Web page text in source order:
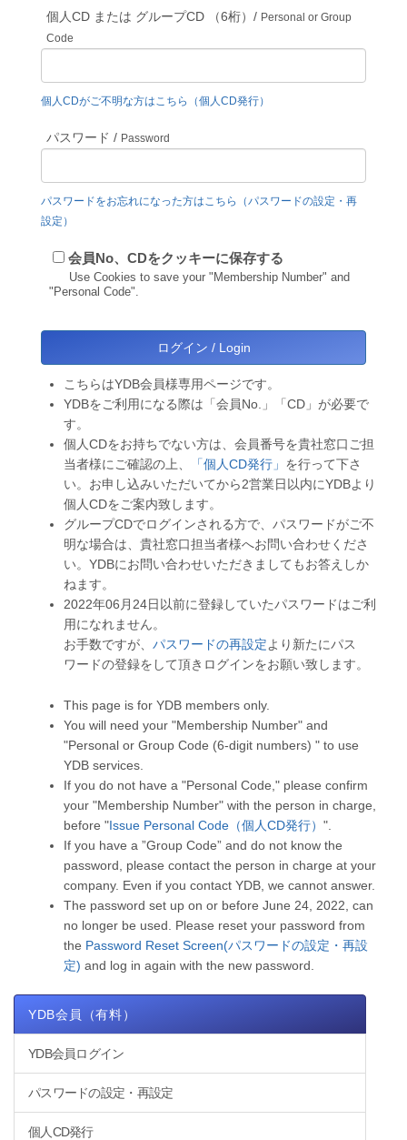
個人CD または グループCD （6桁）/ Personal or Group
Code
個人CDがご不明な方はこちら（個人CD発行）
パスワード / Password
パスワードをお忘れになった方はこちら（パスワードの設定・再
設定）
会員No、CDをクッキーに保存する
Use Cookies to save your "Membership Number" and
"Personal Code".
こちらはYDB会員様専用ページです。
YDBをご利用になる際は「会員No.」「CD」が必要で
す。
個人CDをお持ちでない方は、会員番号を貴社窓口ご担
当者様にご確認の上、
「個人CD発行」 を行って下さ
い。お申し込みいただいてから2営業日以内にYDBより
個人CDをご案内致します。
グループCDでログインされる方で、パスワードがご不
明な場合は、貴社窓口担当者様へお問い合わせくださ
い。YDBにお問い合わせいただきましてもお答えしか
ねます。
2022年06月24日以前に登録していたパスワードはご利
用になれません。
お手数ですが、 パスワードの再設定より新たにパス
ワードの登録をして頂きログインをお願い致します。
This page is for YDB members only.
You will need your "Membership Number" and
"Personal or Group Code (6-digit numbers) " to use
YDB services.
If you do not have a "Personal Code," please confirm
your "Membership Number" with the person in charge,
before "Issue Personal Code（個人CD発行） ".
If you have a ”Group Code” and do not know the
password, please contact the person in charge at your
company. Even if you contact YDB, we cannot answer.
The password set up on or before June 24, 2022, can
no longer be used. Please reset your password from
the Password Reset Screen(パスワードの設定・再設
定) and log in again with the new password.
YDB会員（有料）
YDB会員ログイン
パスワードの設定・再設定
個人CD発行